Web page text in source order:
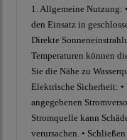
1. Allgemeine Nutzung:
den Einsatz in
Direkte
Temperaturen können
Sie die Nähe zu
Elektrische Sicherheit: •
angegebenen
Stromquelle kann
verursachen. •